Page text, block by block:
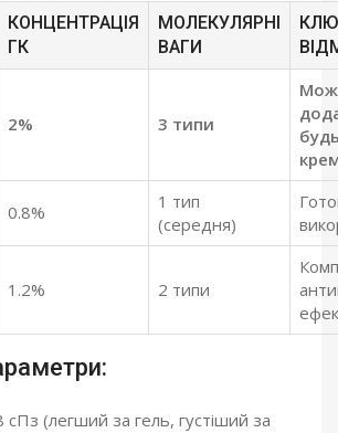
КОНЦЕНТРАЦІЯ
ГК
МОЛЕКУЛЯРНІ
ВАГИ
2% 3 типи
0.8%
1 тип
(середня)
1.2% 2 типи
сПз (легший за гель, густіший за